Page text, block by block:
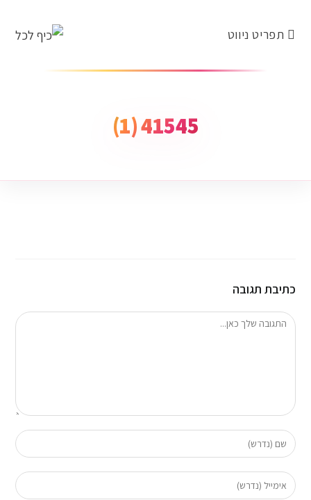
תפריט ניווט
41545 (1)
כתיבת תגובה